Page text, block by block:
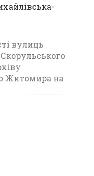
вулиць
Житомира на